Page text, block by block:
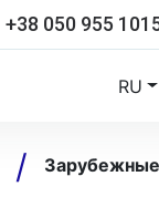
+38 050 955
RU